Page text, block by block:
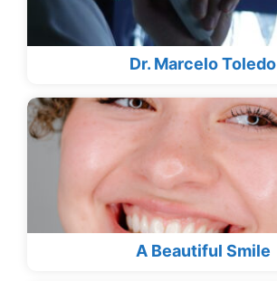
Dr. Marcelo Toledo
A Beautiful Smile